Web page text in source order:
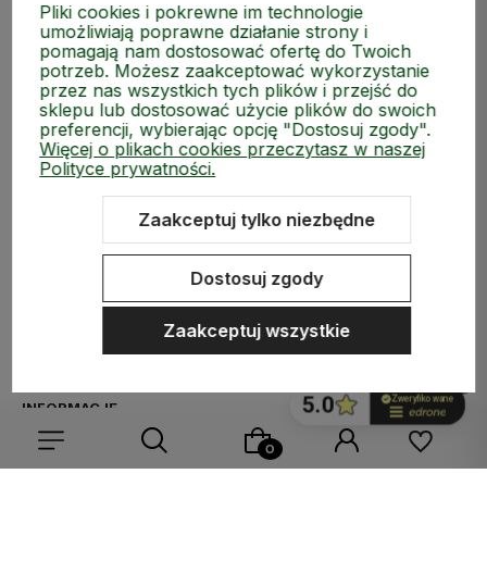
MEDIA SPOŁECZNOŚCIOWE
MOJE KONTO
INFORMACJE
Pliki cookies i pokrewne im technologie
umożliwiają poprawne działanie strony i
pomagają nam dostosować ofertę do Twoich
potrzeb. Możesz zaakceptować wykorzystanie
przez nas wszystkich tych plików i przejść do
sklepu lub dostosować użycie plików do swoich
preferencji, wybierając opcję "Dostosuj zgody".
Więcej o plikach cookies przeczytasz w naszej
Polityce prywatności.
Zaakceptuj tylko niezbędne
Dostosuj zgody
Zaakceptuj wszystkie